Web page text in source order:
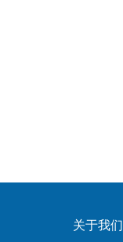
关于我们